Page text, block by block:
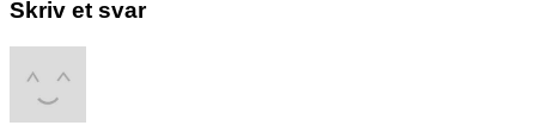
Skriv et svar